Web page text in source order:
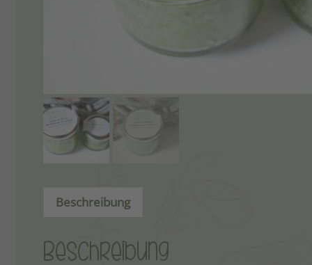
Beschreibung
Beschreibung